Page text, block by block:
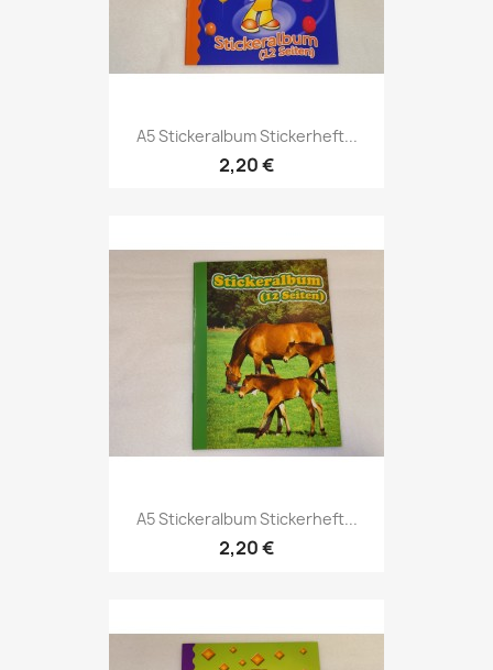
A5 Stickeralbum Stickerheft...
2,20 €
A5 Stickeralbum Stickerheft...
2,20 €